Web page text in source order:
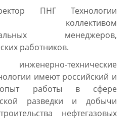
ПНГ Технологии
коллективом
менеджеров,
работников.
технические
имеют российский и
опыт работы в сфере
разведки и добычи
нефтегазовых